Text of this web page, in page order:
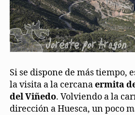
Si se dispone de más tiempo,
la visita a la cercanaermita
del Viñedo. Volviendo a la
dirección a Huesca, un poco